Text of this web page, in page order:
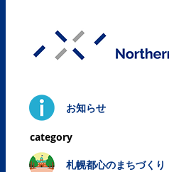
お知らせ
札幌都心のまちづくり